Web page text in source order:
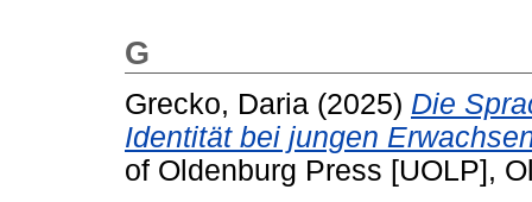
G
Grecko, Daria (2025) Die
Identität bei jungen
of Oldenburg Press [UOLP],